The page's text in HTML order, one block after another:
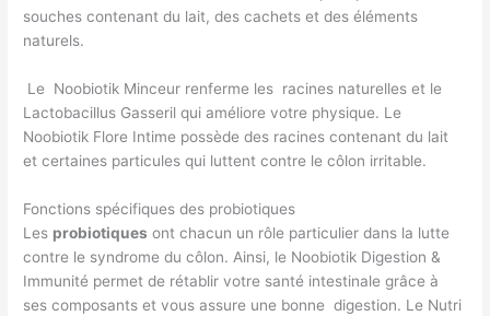
souches contenant du lait, des cachets et des éléments
naturels.
Le Noobiotik Minceur renferme les racines naturelles et le
Lactobacillus Gasseril qui améliore votre physique. Le
Noobiotik Flore Intime possède des racines contenant du lait
et certaines particules qui luttent contre le côlon irritable.
Fonctions spécifiques des probiotiques
Les probiotiques ont chacun un rôle particulier dans la lutte
contre le syndrome du côlon. Ainsi, le Noobiotik Digestion &
Immunité permet de rétablir votre santé intestinale grâce à
ses composants et vous assure une bonne digestion. Le Nutri